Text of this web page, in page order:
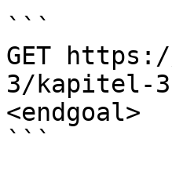
```
GET
3/kapitel-3-
<endgoal>
```